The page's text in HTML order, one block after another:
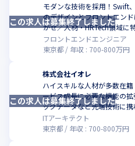
モダンな技術を採用！Swift
のデザインとフロントエン
かせ／人材・HRTech領域に
フロントエンドエンジニア
東京都
年収 : 700-800万円
この求人は募集終了しました
株式会社イオレ
ハイスキルな人材が多数在
ービス成長に必要な機能の
ッグデータなど先端技術に携
ITアーキテクト
東京都
年収 : 700-800万円
この求人は募集終了しました